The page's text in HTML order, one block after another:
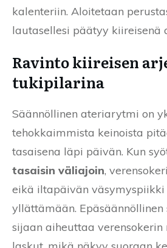
kalenteriin. Aloitetaan
lautasellesi päätyy kiireisenä
Ravinto kiireisen
tukipilarina
Säännöllinen ateriarytmi on
tehokkaimmista keinoista
tasaisena läpi päivän. Kun
tasaisin väliajoin,
eikä iltapäivän väsymyspiikki
yllättämään. Epäsäännöllinen
sijaan aiheuttaa verensokerin